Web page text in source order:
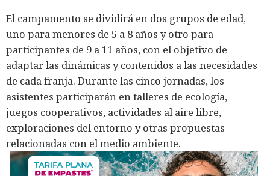
El campamento se dividirá en dos grupos de edad,
uno para menores de 5 a 8 años y otro para
participantes de 9 a 11 años, con el objetivo de
adaptar las dinámicas y contenidos a las necesidades
de cada franja. Durante las cinco jornadas, los
asistentes participarán en talleres de ecología,
juegos cooperativos, actividades al aire libre,
exploraciones del entorno y otras propuestas
relacionadas con el medio ambiente.